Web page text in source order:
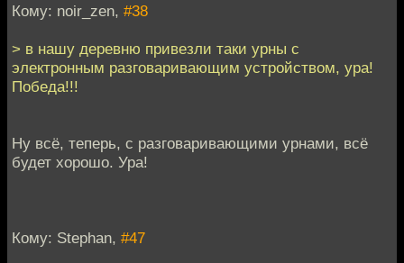
Кому: noir_zen, #38
> в нашу деревню привезли таки урны с
электронным разговаривающим устройством, ура!
Победа!!!
Ну всё, теперь, с разговаривающими урнами, всё
будет хорошо. Ура!
Кому: Stephan, #47